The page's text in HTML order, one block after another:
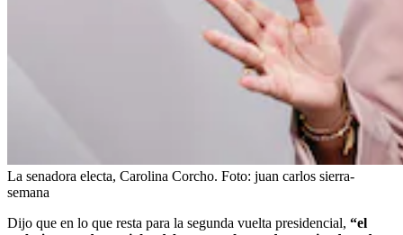
La senadora electa, Carolina Corcho. Foto: juan carlos sierra-
semana
Dijo que en lo que resta para la segunda vuelta presidencial, “el